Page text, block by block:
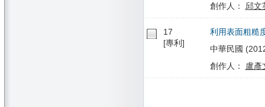
創作人： 邱文
17
[專利]
利用表面粗糙
中華民國
創作人： 盧彥